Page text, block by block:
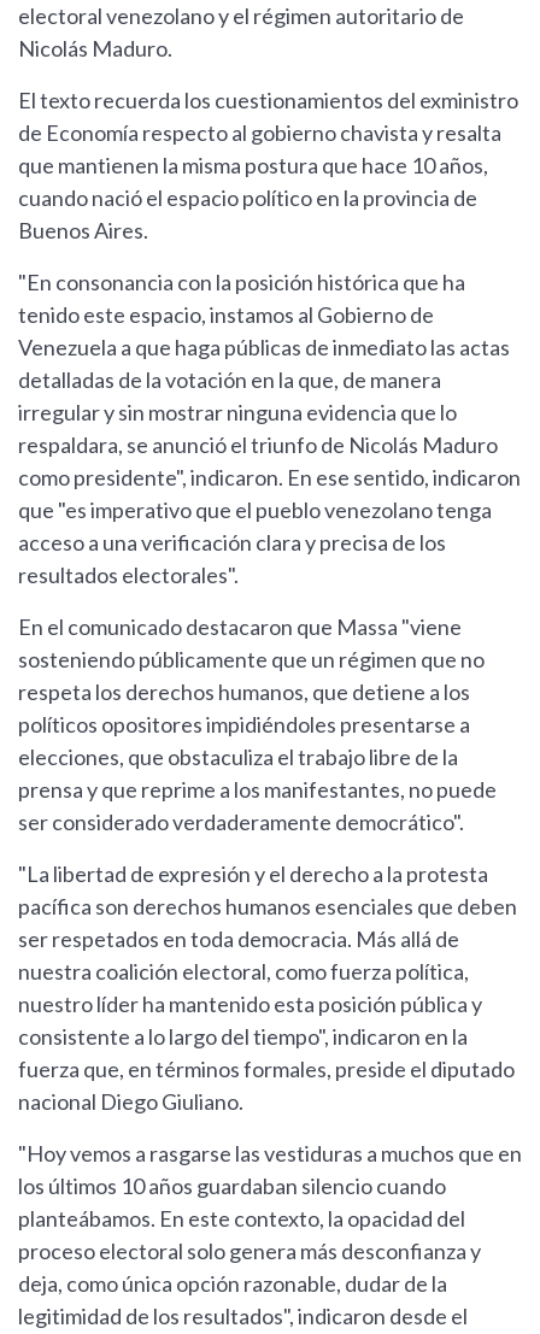
electoral venezolano y el régimen autoritario de
Nicolás Maduro.
El texto recuerda los cuestionamientos del exministro
de Economía respecto al gobierno chavista y resalta
que mantienen la misma postura que hace 10 años,
cuando nació el espacio político en la provincia de
Buenos Aires.
"En consonancia con la posición histórica que ha
tenido este espacio, instamos al Gobierno de
Venezuela a que haga públicas de inmediato las actas
detalladas de la votación en la que, de manera
irregular y sin mostrar ninguna evidencia que lo
respaldara, se anunció el triunfo de Nicolás Maduro
como presidente", indicaron. En ese sentido, indicaron
que "es imperativo que el pueblo venezolano tenga
acceso a una verificación clara y precisa de los
resultados electorales".
En el comunicado destacaron que Massa "viene
sosteniendo públicamente que un régimen que no
respeta los derechos humanos, que detiene a los
políticos opositores impidiéndoles presentarse a
elecciones, que obstaculiza el trabajo libre de la
prensa y que reprime a los manifestantes, no puede
ser considerado verdaderamente democrático".
"La libertad de expresión y el derecho a la protesta
pacífica son derechos humanos esenciales que deben
ser respetados en toda democracia. Más allá de
nuestra coalición electoral, como fuerza política,
nuestro líder ha mantenido esta posición pública y
consistente a lo largo del tiempo", indicaron en la
fuerza que, en términos formales, preside el diputado
nacional Diego Giuliano.
"Hoy vemos a rasgarse las vestiduras a muchos que en
los últimos 10 años guardaban silencio cuando
planteábamos. En este contexto, la opacidad del
proceso electoral solo genera más desconfianza y
deja, como única opción razonable, dudar de la
legitimidad de los resultados", indicaron desde el